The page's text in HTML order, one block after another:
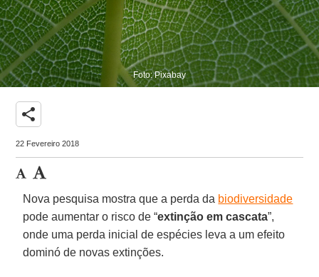
Foto: Pixabay
share
22 Fevereiro 2018
Nova pesquisa mostra que a perda da biodiversidade
pode aumentar o risco de “extinção em cascata”,
onde uma perda inicial de espécies leva a um efeito
dominó de novas extinções.